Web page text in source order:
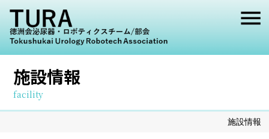
ニ
施設情報
facility
施設情報